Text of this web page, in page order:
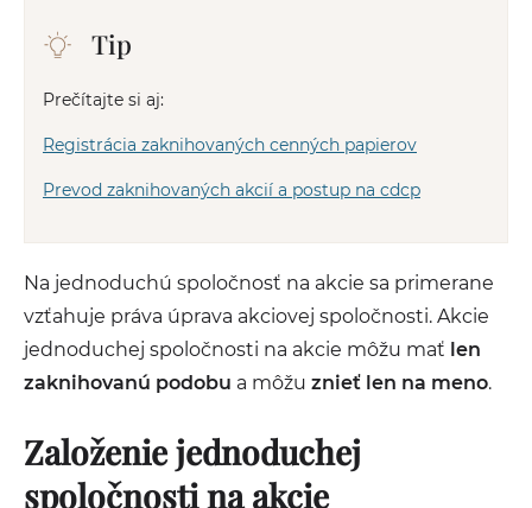
Tip
Prečítajte si aj:
Registrácia zaknihovaných cenných papierov
Prevod zaknihovaných akcií a postup na cdcp
Na jednoduchú spoločnosť na akcie sa primerane
vzťahuje práva úprava akciovej spoločnosti. Akcie
jednoduchej spoločnosti na akcie môžu mať len
zaknihovanú podobu a môžu znieť len na meno.
Založenie jednoduchej
spoločnosti na akcie